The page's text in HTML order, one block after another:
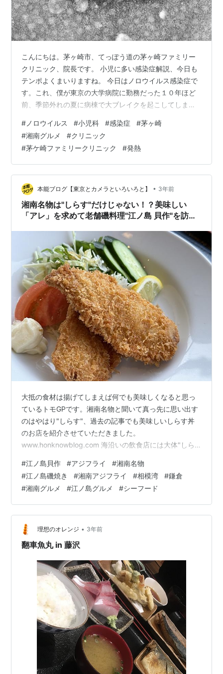
こんにちは。茅ヶ崎市、てっぽう道の茅ヶ崎ファミリー
クリニック、院長です。 小児に多い感染症解説、今日も
テンポよくまいりますね。 今日はノロウイルス感染症で
す。これ、僕が東京の大学病院に勤務だった１０年ほど
前、季節外れの夏に病棟で大ブレイクを起こしてしまい
新規入院がストップして、入院患者さんの発熱にビクビ
クしながら、タイミング悪く二日酔いで病院のトイレで
嘔吐した研修医がおり、ノロ感染で嘔吐した可能性もあ
るため、その嘔吐後の後始末と消毒を病棟長の先生と泣
きそうになりながらした覚えがあります。 ですから、僕
にとってのノロウイルスは大人にも大変うつりや…
# ノロウイルス #小児科 #感染症 #茅ヶ崎
#湘南グルメ #クリニック
#茅ケ崎ファミリークリニック #発熱
本能ブログ【東京とカメラといろいろと】 • 3年前
湘南名物は"しらす"だけじゃない！？美味しい
「アレ」を求めて老舗磯料理"江ノ島 貝作"を訪れ
大抵の食材は揚げてしまえば何でも美味しくなると思っ
ているトモGPです。湘南名物と聞いて真っ先に思い出す
のはやはり"しらす"、過去の記事でも美味しいしらす丼
のお店を紹介させていただきました。
www.honknowblog.com 海沿いの飲食店には大体"しら
地域、しらすだけではなく知る人ぞ知る"あるもの"も隠
れた名物として有名なんだとか。しかもその"あるも
の"とは私トモGPの大好物ということですので、今回はそ
の隠れた名物を求め湘南の中心地江ノ島へ行って参りま
した。 湘南のもう一つの名物"アジフライ" もうネタばら
しをしてしまいましたがそうなん…
#江ノ島貝作 #アジフライ #湘南名物
#江ノ島磯焼き #湘南アジフライ #相模湾 #鎌倉
#湘南グルメ #江ノ島グルメ #シーフード
理想のオレンジ • 3年前
翻車魚丸 in 藤沢